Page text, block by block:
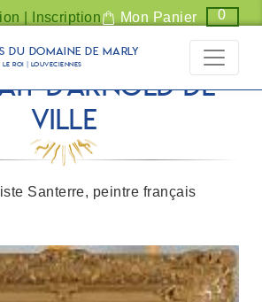
des cookies
| Inscription Mon Panier 0
du Domaine de Marly
Roi | Louveciennes
d'Arnold de
Ville
Santerre, peintre français